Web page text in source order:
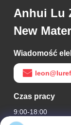
Anhui Lu
New
Wiadomość
Czas pracy
9:00-18:00